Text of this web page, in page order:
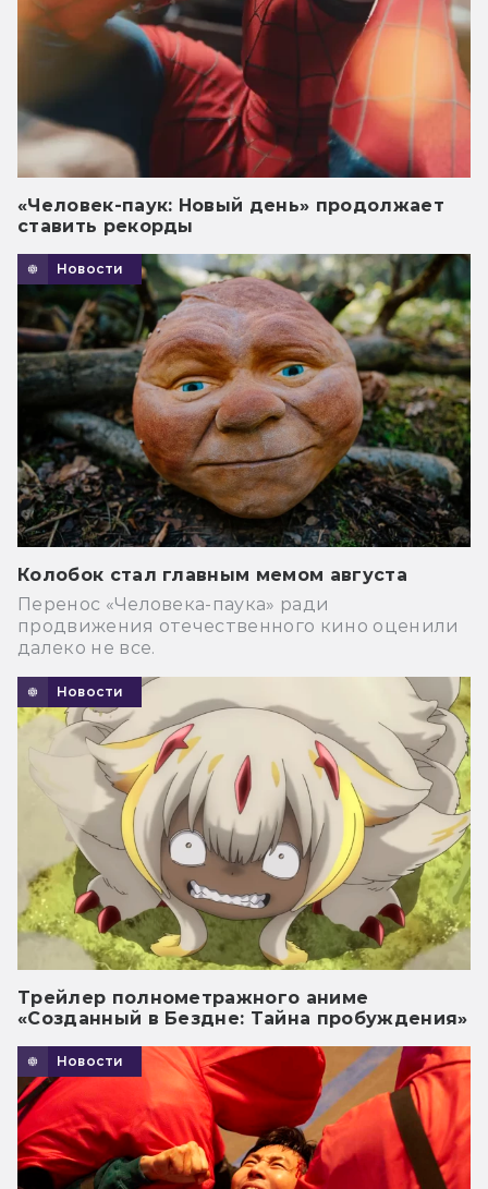
«Человек-паук: Новый день» продолжает
ставить рекорды
Новости
Колобок стал главным мемом августа
Перенос «Человека-паука» ради
продвижения отечественного кино оценили
далеко не все.
Новости
Трейлер полнометражного аниме
«Созданный в Бездне: Тайна пробуждения»
Новости